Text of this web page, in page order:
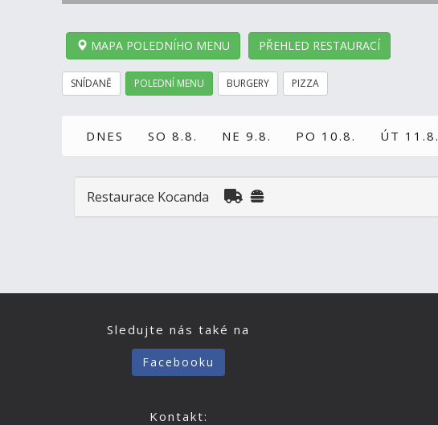
MAPA POLEDNÍHO MENU PŘEHLED RESTAURACÍ
SNÍDANĚ POLEDNÍ MENU BURGERY PIZZA
DNES SO 8.8. NE 9.8. PO 10.8. ÚT 11.8.
Restaurace Kocanda
Sledujte nás také na
Facebooku
Kontakt: